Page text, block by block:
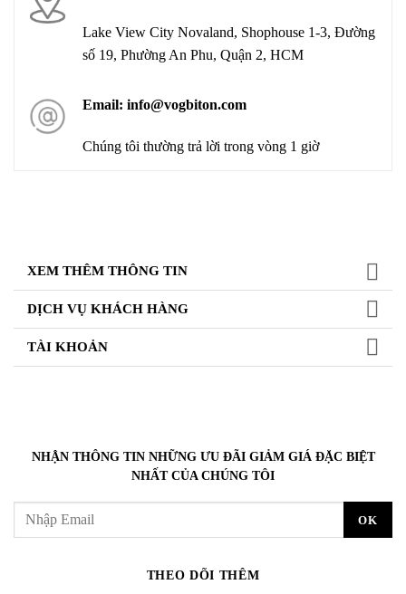
Lake View City Novaland, Shophouse 1-3, Đường
số 19, Phường An Phu, Quận 2, HCM
Email: info@vogbiton.com
Chúng tôi thường trả lời trong vòng 1 giờ
XEM THÊM THÔNG TIN
DỊCH VỤ KHÁCH HÀNG
TÀI KHOẢN
NHẬN THÔNG TIN NHỮNG ƯU ĐÃI GIẢM GIÁ ĐẶC BIỆT
NHẤT CỦA CHÚNG TÔI
THEO DÕI THÊM